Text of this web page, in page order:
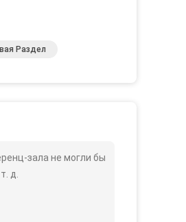
Раздел
зала не могли бы
д.